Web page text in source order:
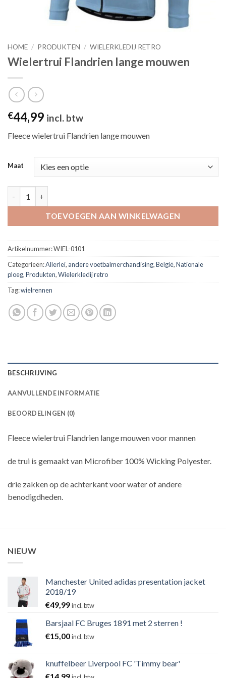
HOME / PRODUKTEN / WIELERKLEDIJ RETRO
Wielertrui Flandrien lange mouwen
€44,99 incl. btw
Fleece wielertrui Flandrien lange mouwen
Maat
TOEVOEGEN AAN WINKELWAGEN
Artikelnummer:WIEL-0101
Categorieën:Allerlei, andere voetbalmerchandising,België,Nationale
ploeg,Produkten,Wielerkledij retro
Tag:wielrennen
BESCHRIJVING
AANVULLENDE INFORMATIE
BEOORDELINGEN (0)
Fleece wielertrui Flandrien lange mouwen voor mannen
de trui is gemaakt van Microfiber 100% Wicking Polyester.
drie zakken op de achterkant voor water of andere
benodigdheden.
NIEUW
Manchester United adidas presentation jacket
2018/19
€49,99incl. btw
Barsjaal FC Bruges 1891 met 2 sterren !
€15,00incl. btw
knuffelbeer Liverpool FC 'Timmy bear'